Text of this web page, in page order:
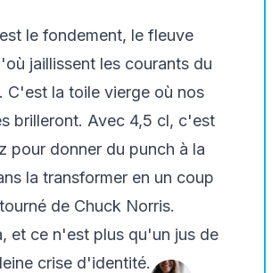
le fondement, le fleuve
jaillissent les courants du
C'est la toile vierge où nos
brilleront. Avec 4,5 cl, c'est
pour donner du punch à la
la transformer en un coup
de Chuck Norris.
et ce n'est plus qu'un jus de
crise d'identité.